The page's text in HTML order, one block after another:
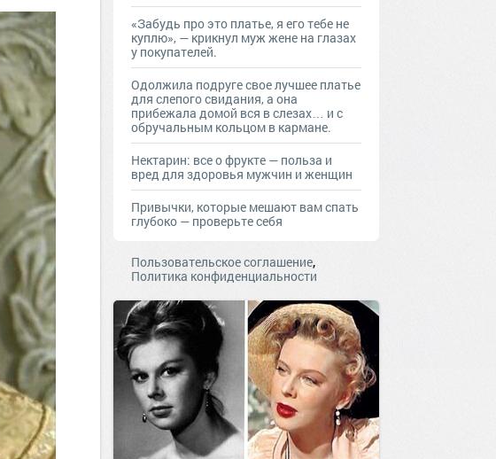
«Забудь про это платье, я его тебе не
куплю», — крикнул муж жене на глазах
у покупателей.
Одолжила подруге свое лучшее платье
для слепого свидания, а она
прибежала домой вся в слезах… и с
обручальным кольцом в кармане.
Нектарин: все о фрукте — польза и
вред для здоровья мужчин и женщин
Привычки, которые мешают вам спать
глубоко — проверьте себя
Пользовательское соглашение,
Политика конфиденциальности